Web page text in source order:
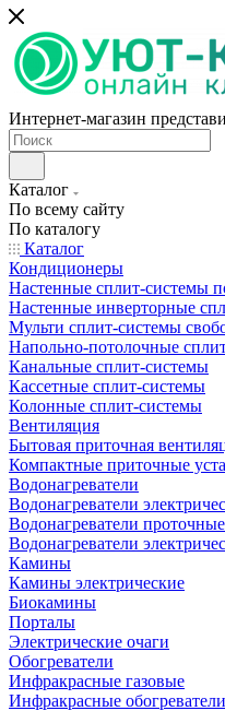
Интернет-магазин
Каталог
По всему сайту
По каталогу
Каталог
Кондиционеры
Настенные сплит-системы
Настенные инверторные
Мульти сплит-системы
Напольно-потолочные
Канальные сплит-системы
Кассетные сплит-системы
Колонные сплит-системы
Вентиляция
Бытовая приточная
Компактные приточные
Водонагреватели
Водонагреватели
Водонагреватели
Водонагреватели
Камины
Камины электрические
Биокамины
Порталы
Электрические очаги
Обогреватели
Инфракрасные газовые
Инфракрасные обогреватели